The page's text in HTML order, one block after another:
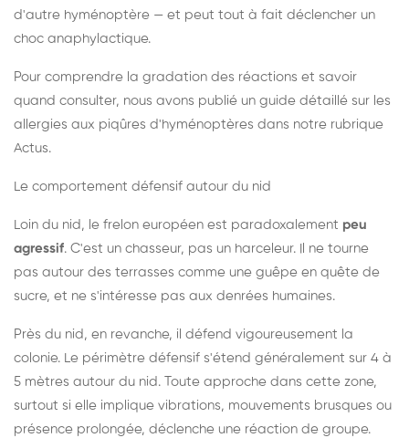
d'autre hyménoptère — et peut tout à fait déclencher un
choc anaphylactique.
Pour comprendre la gradation des réactions et savoir
quand consulter, nous avons publié un guide détaillé sur les
allergies aux piqûres d'hyménoptères dans notre rubrique
Actus.
Le comportement défensif autour du nid
Loin du nid, le frelon européen est paradoxalement peu
agressif. C'est un chasseur, pas un harceleur. Il ne tourne
pas autour des terrasses comme une guêpe en quête de
sucre, et ne s'intéresse pas aux denrées humaines.
Près du nid, en revanche, il défend vigoureusement la
colonie. Le périmètre défensif s'étend généralement sur 4 à
5 mètres autour du nid. Toute approche dans cette zone,
surtout si elle implique vibrations, mouvements brusques ou
présence prolongée, déclenche une réaction de groupe.